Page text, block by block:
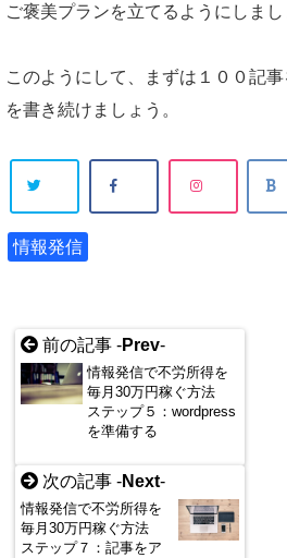
ご褒美プランを立てるようにしまし
このようにして、まずは１００記
を書き続けましょう。
情報発信
前の記事 -Prev-
情報発信で不労所得を
毎月30万円稼ぐ方法
ステップ５：wordpress
を準備する
次の記事 -Next-
情報発信で不労所得を
毎月30万円稼ぐ方法
ステップ７：記事をア